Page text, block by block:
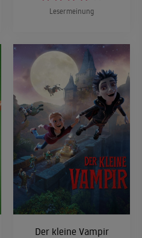
Lesermeinung
Der kleine Vampir